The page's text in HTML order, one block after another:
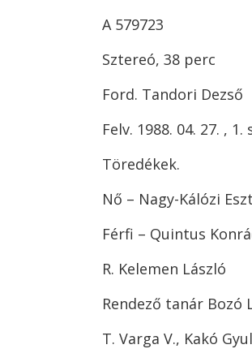
A 579723
Sztereó, 38 perc
Ford. Tandori Dezső
Felv. 1988. 04. 27. ,
Töredékek.
Nő – Nagy-Kálózi
Férfi – Quintus
R. Kelemen László
Rendező tanár Bozó
T. Varga V., Kakó